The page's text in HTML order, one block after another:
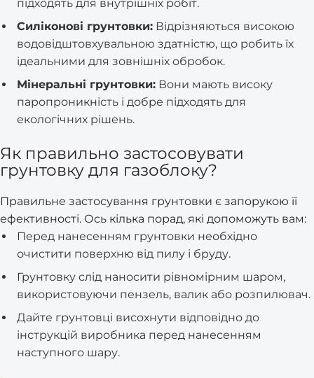
підходять для внутрішніх робіт.
Силіконові грунтовки: Відрізняються високою
водовідштовхувальною здатністю, що робить їх
ідеальними для зовнішніх обробок.
Мінеральні грунтовки: Вони мають високу
паропроникність і добре підходять для
екологічних рішень.
Як правильно застосовувати
грунтовку для газоблоку?
Правильне застосування грунтовки є запорукою її
ефективності. Ось кілька порад, які допоможуть вам:
Перед нанесенням грунтовки необхідно
очистити поверхню від пилу і бруду.
Грунтовку слід наносити рівномірним шаром,
використовуючи пензель, валик або розпилювач.
Дайте грунтовці висохнути відповідно до
інструкцій виробника перед нанесенням
наступного шару.